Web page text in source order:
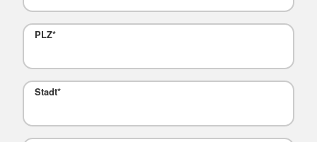
PLZ*
Stadt*